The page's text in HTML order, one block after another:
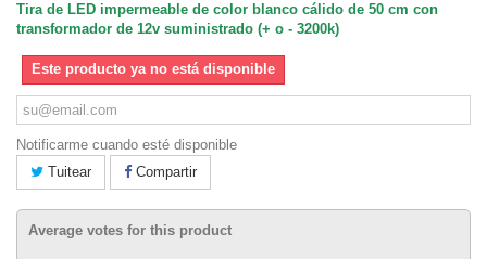
Tira de LED impermeable de color blanco cálido de 50 cm con
transformador de 12v suministrado (+ o - 3200k)
Este producto ya no está disponible
Notificarme cuando esté disponible
Tuitear
Compartir
Average votes for this product